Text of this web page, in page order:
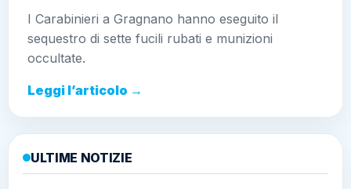
I Carabinieri a Gragnano hanno eseguito il
sequestro di sette fucili rubati e munizioni
occultate.
Leggi l’articolo →
ULTIME NOTIZIE